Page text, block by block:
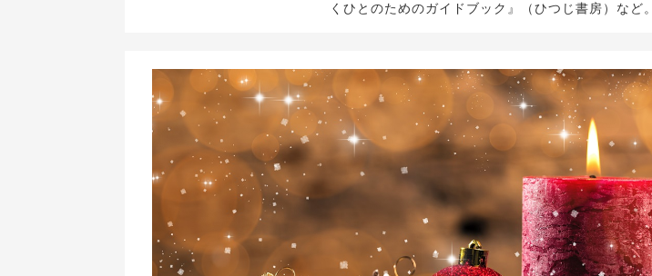
くひとのためのガイドブック』（ひつじ書房）など。